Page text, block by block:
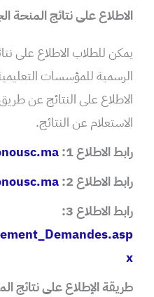
الاطلاع على نتائجالمنحة
يمكن للطلاب الاطلاع على
الرسمية للمؤسسات
الاطلاع على النتائج عن
الاستعلام عن النتائج.
رابط الاطلاع 1:
رابط الاطلاع 2:
رابط الاطلاع 3:
x
طريقة الإطلاع على نتائج